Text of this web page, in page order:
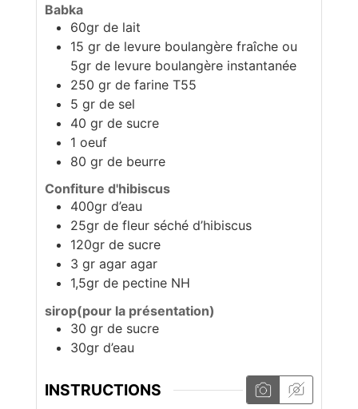
Babka
60gr de lait
15 gr de levure boulangère fraîche ou
5gr de levure boulangère instantanée
250 gr de farine T55
5 gr de sel
40 gr de sucre
1 oeuf
80 gr de beurre
Confiture d'hibiscus
400gr d’eau
25gr de fleur séché d’hibiscus
120gr de sucre
3 gr agar agar
1,5gr de pectine NH
sirop(pour la présentation)
30 gr de sucre
30gr d’eau
INSTRUCTIONS